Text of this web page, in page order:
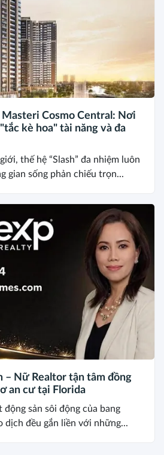
Cosmo Central: Nơi
kè hoa" tài năng và đa
thế hệ “Slash” đa nhiệm luôn
gian sống phản chiếu trọn...
– Nữ Realtor tận tâm đồng
an cư tại Florida
sản sôi động của bang
dịch đều gắn liền với những...